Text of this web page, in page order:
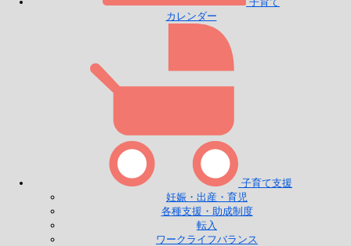
カレンダー
子育て支援
妊娠・出産・育児
各種支援・助成制度
転入
ワークライフバランス